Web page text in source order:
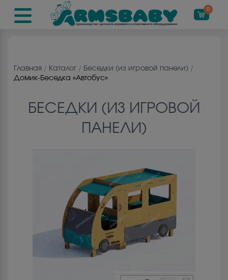
0
Главная / Каталог / Беседки (из игровой панели) /
Домик-Беседка «Автобус»
БЕСЕДКИ (ИЗ ИГРОВОЙ
ПАНЕЛИ)